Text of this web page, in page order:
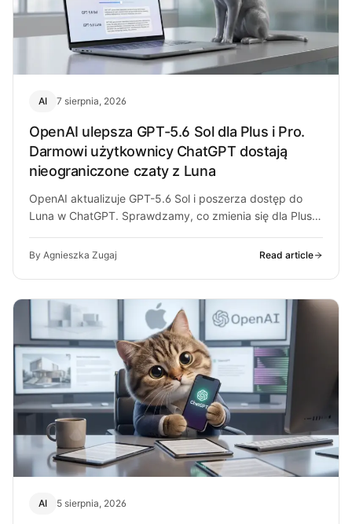
AI 7 sierpnia, 2026
OpenAI ulepsza GPT-5.6 Sol dla Plus i Pro.
Darmowi użytkownicy ChatGPT dostają
nieograniczone czaty z Luna
OpenAI aktualizuje GPT-5.6 Sol i poszerza dostęp do
Luna w ChatGPT. Sprawdzamy, co zmienia się dla Plus,
By Agnieszka Zugaj Read article
AI 5 sierpnia, 2026